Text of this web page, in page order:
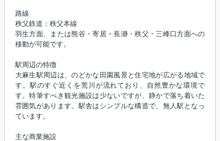
路線
秩父鉄道：秩父本線
羽生方面、または熊谷・寄居・長瀞・秩父・三峰口方面への
移動が可能です。
駅周辺の特徴
大麻生駅周辺は、のどかな田園風景と住宅地が広がる地域で
す。駅のすぐ近くを荒川が流れており、自然豊かな環境で
す。特筆すべき観光施設は少ないですが、静かで落ち着いた
雰囲気があります。駅舎はシンプルな構造で、無人駅となっ
ています。
主な商業施設